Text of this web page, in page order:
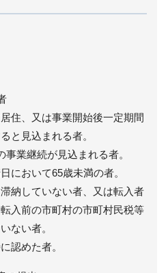
居住、又は事業開始後一定期間
と見込まれる者。
事業継続が見込まれる者。
において65歳未満の者。
滞納していない者、又は転入者
入前の市町村の市町村民税等
ない者。
認めた者。